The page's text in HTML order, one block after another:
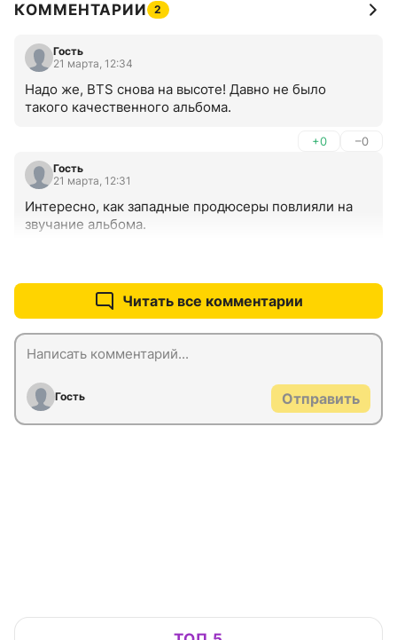
КОММЕНТАРИИ 2
Гость
21 марта, 12:34
Надо же, BTS снова на высоте! Давно не было
такого качественного альбома.
+0 –0
Гость
21 марта, 12:31
Интересно, как западные продюсеры повлияли на
звучание альбома.
Читать все комментарии
Гость Отправить